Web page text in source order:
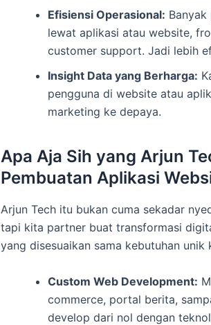
Efisiensi Operasional:
lewat aplikasi atau website,
customer support. Jadi lebih
Insight Data yang Berharga:
pengguna di website atau
marketing ke depaya.
Apa Aja Sih yang Arjun
Pembuatan Aplikasi
Arjun Tech itu bukan cuma sekadar
tapi kita partner buat transformasi
yang disesuaikan sama kebutuhan
Custom Web Development:
commerce, portal berita,
develop dari nol dengan